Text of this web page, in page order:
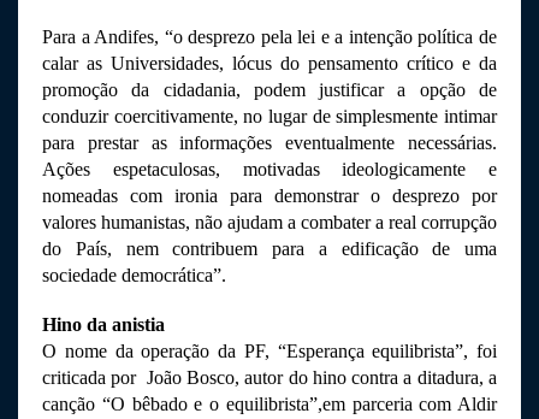
Para a Andifes, “o desprezo pela lei e a intenção política de
calar as Universidades, lócus do pensamento crítico e da
promoção da cidadania, podem justificar a opção de
conduzir coercitivamente, no lugar de simplesmente intimar
para prestar as informações eventualmente necessárias.
Ações espetaculosas, motivadas ideologicamente e
nomeadas com ironia para demonstrar o desprezo por
valores humanistas, não ajudam a combater a real corrupção
do País, nem contribuem para a edificação de uma
sociedade democrática”.
Hino da anistia
O nome da operação da PF, “Esperança equilibrista”, foi
criticada por  João Bosco, autor do hino contra a ditadura, a
canção “O bêbado e o equilibrista”,em parceria com Aldir